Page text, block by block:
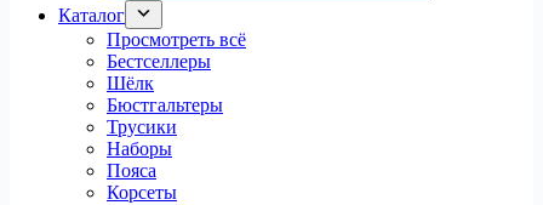
Каталог
Просмотреть всё
Бестселлеры
Шёлк
Бюстгальтеры
Трусики
Наборы
Пояса
Корсеты